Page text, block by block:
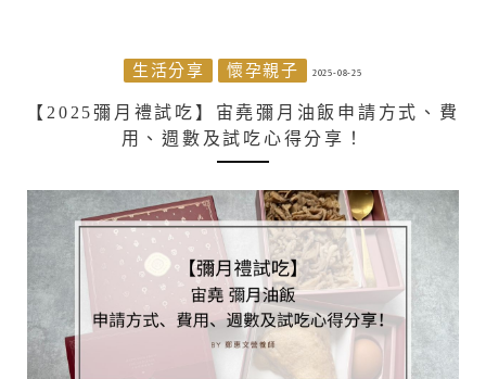
生活分享 懷孕親子 2025-08-25
【2025彌月禮試吃】宙堯彌月油飯申請方式、費
用、週數及試吃心得分享！